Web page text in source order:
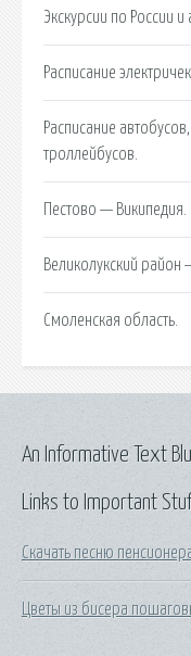
Экскурсии по России
Расписание
Расписание
троллейбусов.
Пестово — Википедия.
Великолукский район
Смоленская область.
Links to Important
Скачать песню
Цветы из бисера
An Informative Text